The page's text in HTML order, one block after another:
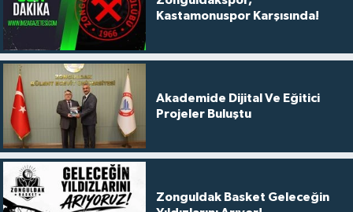
Kastamonuspor Karşısında!
Akademide Dijital Ve Eğitici
Projeler Buluştu
Zonguldak Basket Geleceğin